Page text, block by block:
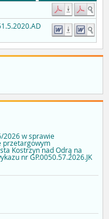
2026 w sprawie
przetargowym
Kostrzyn nad Odrą na
nr GP.0050.57.2026.JK